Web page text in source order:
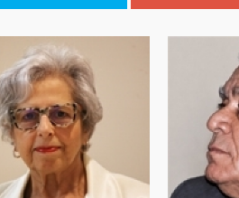
pour des raisons
aux vrais défis du pays
investisseurs vu le risque
budget qui va enfoncer encore